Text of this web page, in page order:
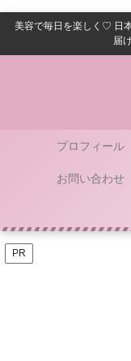
美容で毎日を楽しく♡ 日
届
プロフィール
お問い合わせ
PR